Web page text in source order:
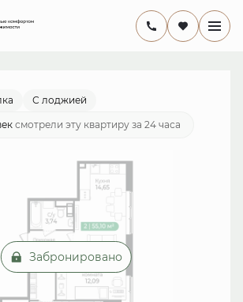
10 634 300 руб.
мес.
С лоджией
смотрели эту квартиру за 24 часа
Забронировано